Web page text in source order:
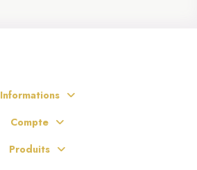
Informations
Compte
Produits